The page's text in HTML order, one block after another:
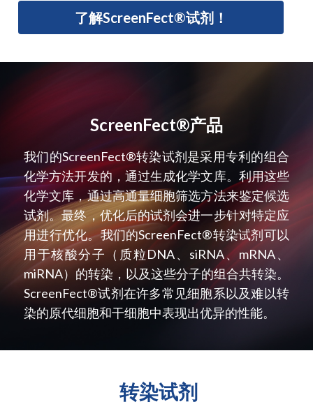
了解ScreenFect®试剂！
ScreenFect®产品
我们的ScreenFect®转染试剂是采用专利的组合
化学方法开发的，通过生成化学文库。利用这些
化学文库，通过高通量细胞筛选方法来鉴定候选
试剂。最终，优化后的试剂会进一步针对特定应
用进行优化。我们的ScreenFect®转染试剂可以
用于核酸分子（质粒DNA、siRNA、mRNA、
miRNA）的转染，以及这些分子的组合共转染。
ScreenFect®试剂在许多常见细胞系以及难以转
染的原代细胞和干细胞中表现出优异的性能。
转染试剂